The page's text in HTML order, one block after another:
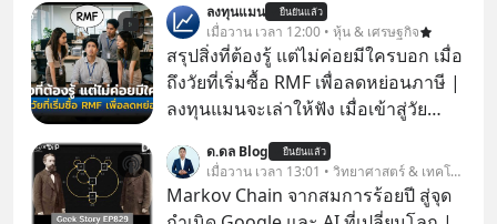
การแอปเท๋ Dinner Talk ในวันนี้โฮสต์
ทั้ง 2 ท่าน แทป-รวิศ หาญอุตสาหะ และ
เอ๋ นิ้วกลม-สราวุธ เฮ้งสวัสดิ์ จะพาทุก
คนไปสำรวจวิธีสร้างขอบเขตเพื่อรักษา
ใจของตัวเองและรักษาความสัมพันธ์
ของคนรอบข้างไปพร้อมกัน
#boundary #selfdevelopment #แอป
เท๋dinnertalk
ลงทุนแมน ยืนยันแล้ว
เมื่อวาน เวลา 12:00 • หุ้น & เศรษฐกิจ
สรุปสิ่งที่ต้องรู้ แต่ไม่ค่อยมีใครบอก เมื่อ
ถึงวัยที่เริ่มซื้อ RMF เพื่อลดหย่อนภาษี |
ลงทุนแมนจะเล่าให้ฟัง เมื่อเข้าสู่วัย
ภาษี หลายคนมักได้รับคำแนะนำให้
ลงทุนใน RMF เพราะนอกจากจะช่วยลด
หย่อนภาษีได้แล้ว ยังเป็นโอกาสในการ
ด.ดล Blog ยืนยันแล้ว
เมื่อวาน เวลา 13:01 • วิทยาศาสตร์ & เทคโนโลยี
Markov Chain จากสมการร้อยปี สู่จุด